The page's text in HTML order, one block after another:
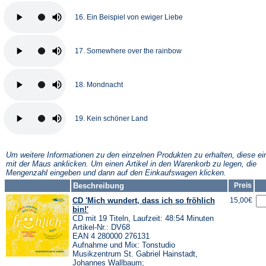
16. Ein Beispiel von ewiger Liebe
17. Somewhere over the rainbow
18. Mondnacht
19. Kein schöner Land
Um weitere Informationen zu den einzelnen Produkten zu erhalten, diese
mit der Maus anklicken. Um einen Artikel in den Warenkorb zu legen, die
Mengenzahl eingeben und dann auf den Einkaufswagen klicken.
Beschreibung
Preis
CD 'Mich wundert, dass ich so fröhlich
bin!'
CD mit 19 Titeln, Laufzeit: 48:54 Minuten
Artikel-Nr.: DV68
EAN 4 280000 276131
Aufnahme und Mix: Tonstudio
Musikzentrum St. Gabriel Hainstadt,
Johannes Wallbaum;
15,00€